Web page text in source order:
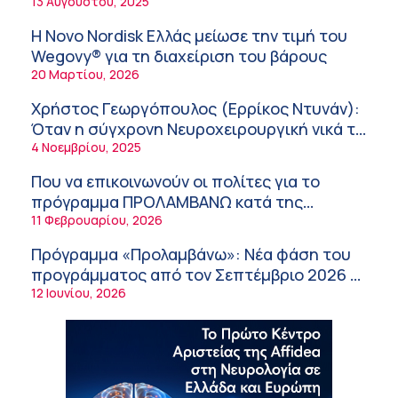
Σύσκεψη στον ΕΟΦ για την ομαλή
λειτουργία της εφοδιαστικής αλυσίδας των
φαρμάκων στη διάρκεια του καλοκαιριού
12:08 μμ
Μιχάλης Τάτσης, Insurance & Healthcare
Analyst, διευθυντής Επιχειρηματικής
Ανάπτυξης Ομίλου HHG
11:54 πμ
Kavita Patel: Ένα στα πέντε καινοτόμα
φάρμακα φτάνει τελικά στην Ελλάδα
9:21 πμ
Υπάρχει τελικά «δίαιτα θυρεοειδούς»; Τι
λέει η επιστήμη για τη διατροφή και τα
συμπληρώματα
7:38 πμ
Πυρκαγιά στη Δυτική Αττική: Οι κίνδυνοι για
τη δημόσια υγεία
Metropolitan Hospital: Στο επίκεντρο των
Η Novo Nordisk Ελλάς μείωσε την τιμή του
Wegovy® για τη διαχείριση του βάρους
20 Μαρτίου, 2026
Χρήστος Γεωργόπουλος (Ερρίκος Ντυνάν):
Όταν η σύγχρονη Νευροχειρουργική νικά το
φόβο!
4 Νοεμβρίου, 2025
Που να επικοινωνούν οι πολίτες για το
πρόγραμμα ΠΡΟΛΑΜΒΑΝΩ κατά της
παχυσαρκίας
11 Φεβρουαρίου, 2026
Πρόγραμμα «Προλαμβάνω»: Νέα φάση του
προγράμματος από τον Σεπτέμβριο 2026 –
Δωρεάν προληπτικές εξετάσεις έως το
2030
12 Ιουνίου, 2026